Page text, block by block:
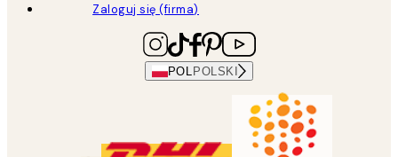
Zaloguj się (firma)
POL POLSKI